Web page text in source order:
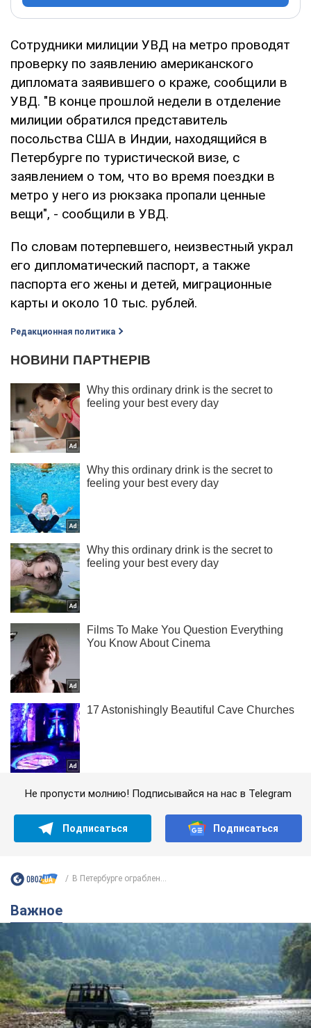
Сотрудники милиции УВД на метро проводят
проверку по заявлению американского
дипломата заявившего о краже, сообщили в
УВД. "В конце прошлой недели в отделение
милиции обратился представитель
посольства США в Индии, находящийся в
Петербурге по туристической визе, с
заявлением о том, что во время поездки в
метро у него из рюкзака пропали ценные
вещи", - сообщили в УВД.
По словам потерпевшего, неизвестный украл
его дипломатический паспорт, а также
паспорта его жены и детей, миграционные
карты и около 10 тыс. рублей.
Редакционная политика
Не пропусти молнию! Подписывайся на нас в Telegram
Подписаться Подписаться
В Петербурге ограблен...
Важное